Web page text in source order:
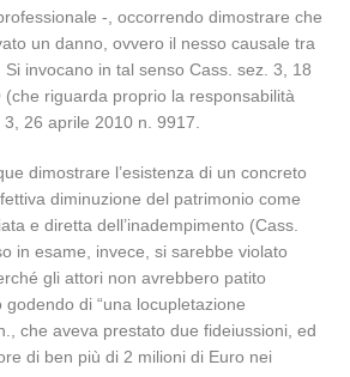
-, occorrendo dimostrare che
un danno, ovvero il nesso causale tra
invocano in tal senso Cass. sez. 3, 18
riguarda proprio la responsabilità
26 aprile 2010 n. 9917.
dimostrare l’esistenza di un concreto
diminuzione del patrimonio come
e diretta dell’inadempimento (Cass.
in esame, invece, si sarebbe violato
gli attori non avrebbero patito
di “una locupletazione
che aveva prestato due fideiussioni, ed
di ben più di 2 milioni di Euro nei